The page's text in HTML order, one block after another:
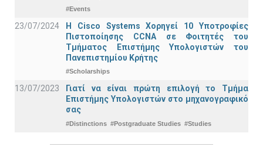
#Events
23/07/2024
Η Cisco Systems Χορηγεί 10 Υποτροφίες
Πιστοποίησης CCNA σε Φοιτητές του
Τμήματος Επιστήμης Υπολογιστών του
Πανεπιστημίου Κρήτης
#Scholarships
13/07/2023
Γιατί να είναι πρώτη επιλογή το Τμήμα
Επιστήμης Υπολογιστών στο μηχανογραφικό
σας
#Distinctions #Postgraduate Studies #Studies